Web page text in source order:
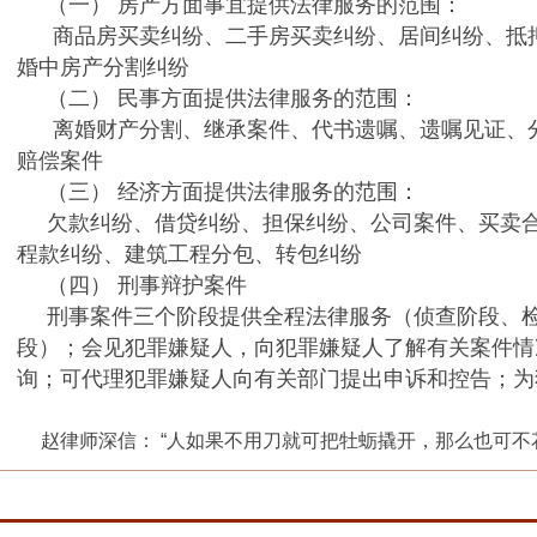
（一） 房产方面事宜提供法律服务的范围：
商品房买卖纠纷、二手房买卖纠纷、居间纠纷、抵
婚中房产分割纠纷
（二） 民事方面提供法律服务的范围：
离婚财产分割、继承案件、代书遗嘱、遗嘱见证、
赔偿案件
（三） 经济方面提供法律服务的范围：
欠款纠纷、借贷纠纷、担保纠纷、公司案件、买卖
程款纠纷、建筑工程分包、转包纠纷
（四） 刑事辩护案件
刑事案件三个阶段提供全程法律服务（侦查阶段、
段）；会见犯罪嫌疑人，向犯罪嫌疑人了解有关案件
询；可代理犯罪嫌疑人向有关部门提出申诉和控告；
赵律师深信： “人如果不用刀就可把牡蛎撬开，那么也可不